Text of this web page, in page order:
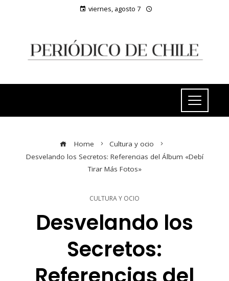
viernes, agosto 7
Home
Cultura y ocio
Desvelando los Secretos: Referencias del Álbum «Debí
Tirar Más Fotos»
CULTURA Y OCIO
Desvelando los
Secretos: